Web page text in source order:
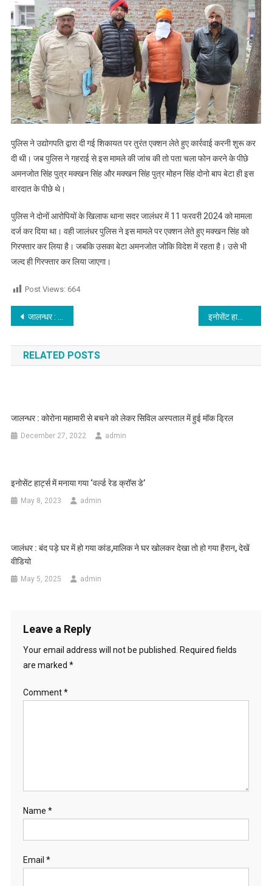
पुलिस ने उद्योगपति द्वारा दी गई शिकायत पर तुरंत एक्शन लेते हुए कार्रवाई करनी शुरू कर
दी थी। जब पुलिस ने गहराई से इस मामले की जांच की तो पता चला फोन करने के पीछे
अमनजोत सिंह पुत्र मक्खन सिंह और मक्खन सिंह पुत्र मोहन सिंह दोनो बाप बेटा ही इस
वारदात के पीछे थे।
पुलिस ने दोनों आरोपियों के खिलाफ थाना सदर जालंधर में 11 फरवरी 2024 को मामला
दर्ज कर दिया था। वही जालंधर पुलिस ने इस मामले पर एक्शन लेते हुए मक्खन सिंह को
गिरफ्तार कर लिया है। जबकि उसका बेटा अमनजोत जोकि विदेश में रहता है। उसे भी
जल्द ही गिरफ्तार कर लिया जाएगा।
Post Views: 664
Post navigation
जालन्धर : चोरों के हौंसले बुलंद,15 दिनों में दूसरी बार मंदिर को बनाया निशाना, देखें वीडियो इनोसेंट हार्ट्स के छात्रों का जे.ई.ई. मेन्स-1 (जनवरी-2024) में शानदार प्रदर्शन: दक्ष गुप्ता ने हासिल किए 98.94 एनटीए स्कोर
RELATED POSTS
जालन्धर : कोरोना महामारी से बचने को लेकर सिविल अस्पताल में हुई मॉक ड्रिल
December 27, 2022 admin
इनोसेंट हार्ट्स में मनाया गया ‘वर्ल्ड रेड क्रॉस डे’
May 8, 2023 admin
जालंधर : बंद पड़े घर में हो गया कांड,मालिक ने घर खोलकर देखा तो हो गया हैरान, देखें
वीडियो
May 5, 2025 admin
Leave a Reply
Your email address will not be published. Required fields
are marked *
Comment*
Name *
Email *